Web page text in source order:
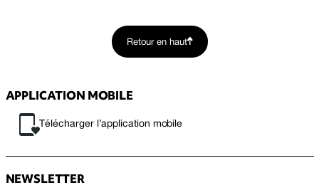
Retour en haut
APPLICATION MOBILE
Télécharger l’application mobile
NEWSLETTER